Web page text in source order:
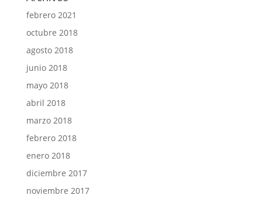
febrero 2021
octubre 2018
agosto 2018
junio 2018
mayo 2018
abril 2018
marzo 2018
febrero 2018
enero 2018
diciembre 2017
noviembre 2017